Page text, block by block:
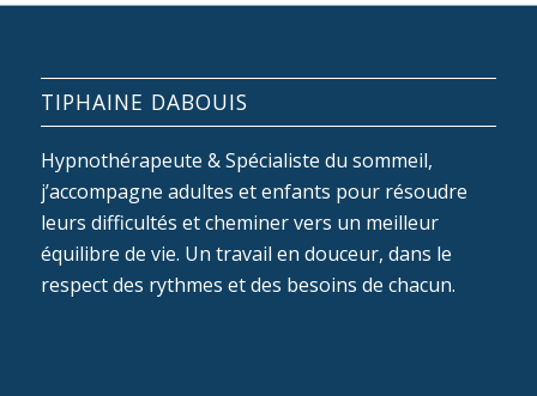
TIPHAINE DABOUIS
Hypnothérapeute & Spécialiste du sommeil,
j’accompagne adultes et enfants pour résoudre
leurs difficultés et cheminer vers un meilleur
équilibre de vie. Un travail en douceur, dans le
respect des rythmes et des besoins de chacun.